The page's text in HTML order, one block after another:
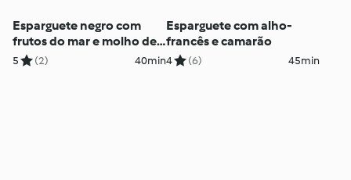
Esparguete negro com
frutos do mar e molho de
maracujá
5 (2) 40min
Esparguete com alho-
francês e camarão
4 (6) 45min